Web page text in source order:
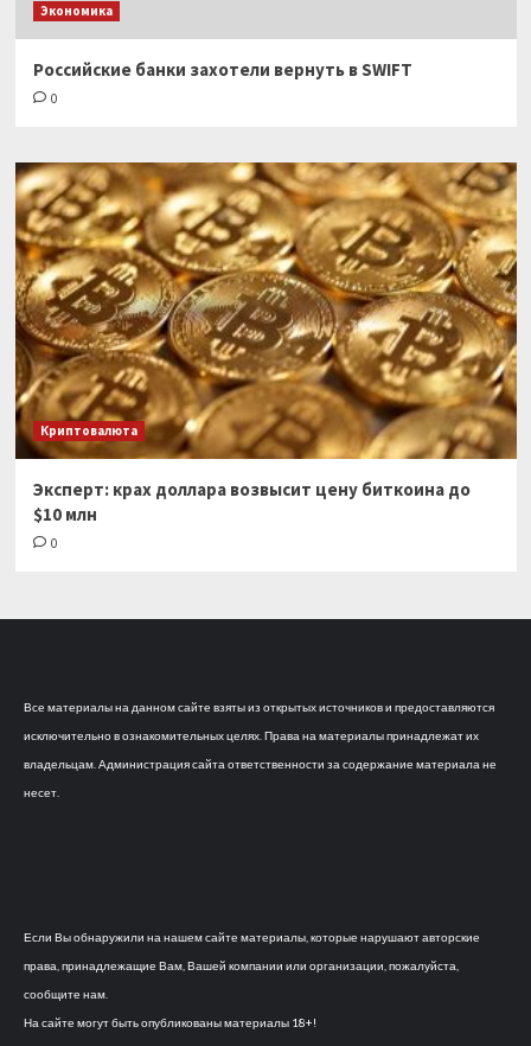
Экономика
Российские банки захотели вернуть в SWIFT
0
Криптовалюта
Эксперт: крах доллара возвысит цену биткоина до
$10 млн
0
Все материалы на данном сайте взяты из открытых источников и предоставляются
исключительно в ознакомительных целях. Права на материалы принадлежат их
владельцам. Администрация сайта ответственности за содержание материала не
несет.
Если Вы обнаружили на нашем сайте материалы, которые нарушают авторские
права, принадлежащие Вам, Вашей компании или организации, пожалуйста,
сообщите нам.
На сайте могут быть опубликованы материалы 18+!